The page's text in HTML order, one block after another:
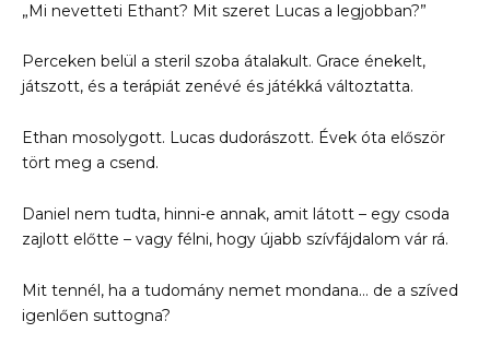
„Mi nevetteti Ethant? Mit szeret Lucas a legjobban?”
Perceken belül a steril szoba átalakult. Grace énekelt,
játszott, és a terápiát zenévé és játékká változtatta.
Ethan mosolygott. Lucas dudorászott. Évek óta először
tört meg a csend.
Daniel nem tudta, hinni-e annak, amit látott – egy csoda
zajlott előtte – vagy félni, hogy újabb szívfájdalom vár rá.
Mit tennél, ha a tudomány nemet mondana… de a szíved
igenlően suttogna?